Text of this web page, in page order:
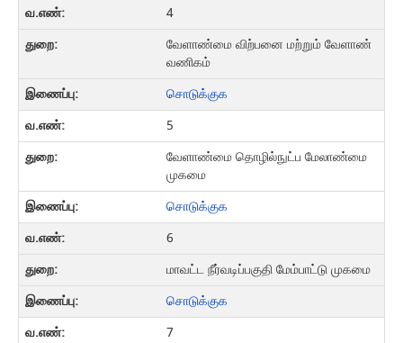
4
வேளாண்மை விற்பனை மற்றும் வேளாண்
வணிகம்
சொடுக்குக
5
வேளாண்மை தொழில்நுட்ப மேலாண்மை
முகமை
சொடுக்குக
6
மாவட்ட நீர்வடிப்பகுதி மேம்பாட்டு முகமை
சொடுக்குக
7